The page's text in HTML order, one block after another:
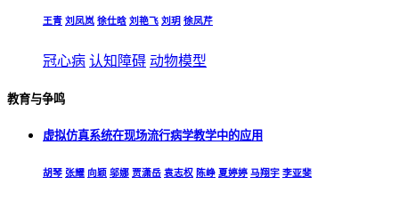
王青 刘凤岚 徐仕晗 刘艳飞 刘玥 徐凤芹
冠心病 认知障碍 动物模型
教育与争鸣
虚拟仿真系统在现场流行病学教学中的应用
胡琴 张耀 向颖 邬娜 贾潇岳 袁志权 陈峥 夏婷婷 马翔宇 李亚斐